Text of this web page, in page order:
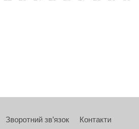
Зворотний зв’язок Контакти